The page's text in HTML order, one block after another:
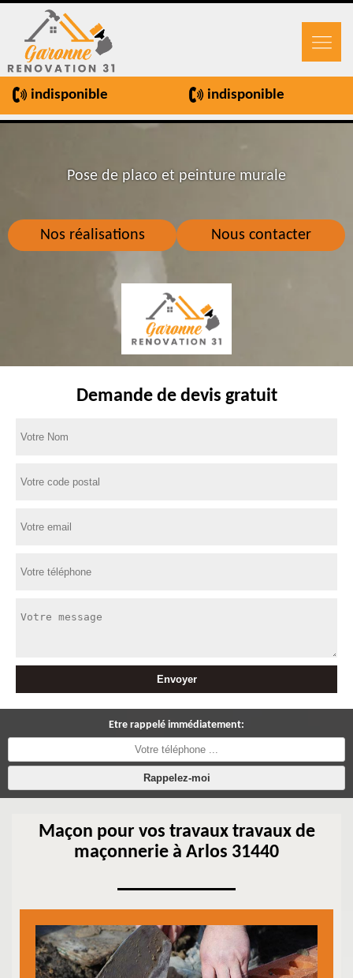
indisponible indisponible
Nos réalisations Nous contacter
Pose de placo et peinture murale
Demande de devis gratuit
Etre rappelé immédiatement:
Maçon pour vos travaux travaux de
maçonnerie à Arlos 31440